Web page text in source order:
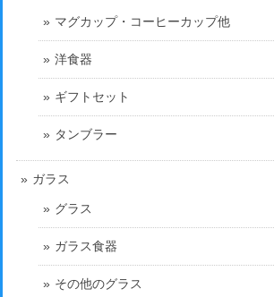
マグカップ・コーヒーカップ他
洋食器
ギフトセット
タンブラー
ガラス
グラス
ガラス食器
その他のグラス